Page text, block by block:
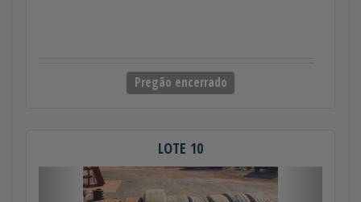
Pregão encerrado
LOTE 10
Anterior